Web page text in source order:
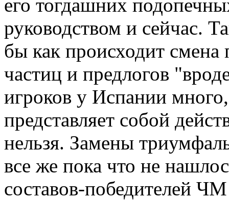
его тогдашних
руководством и сейчас.
бы как происходит
частиц и предлогов
игроков у Испании
представляет собой
нельзя. Замены
все же пока что не
составов-победителей